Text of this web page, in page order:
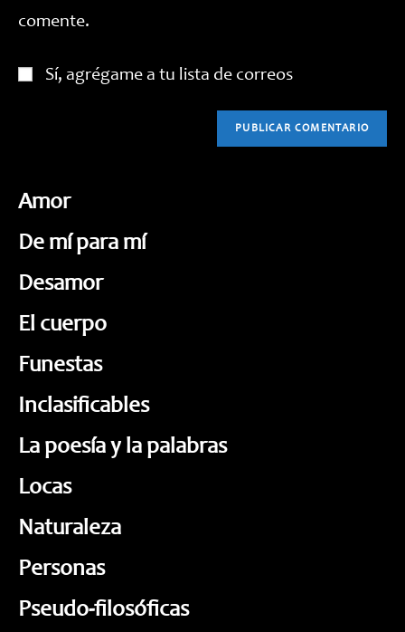
comente.
Sí, agrégame a tu lista de correos
Amor
De mí para mí
Desamor
El cuerpo
Funestas
Inclasificables
La poesía y la palabras
Locas
Naturaleza
Personas
Pseudo-filosóficas